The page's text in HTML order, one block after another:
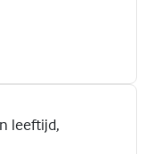
leeftijd,